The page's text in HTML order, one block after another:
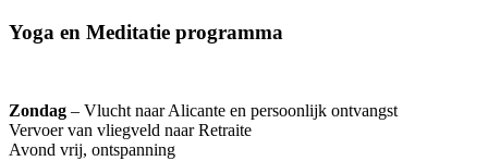
Yoga en Meditatie programma
Zondag – Vlucht naar Alicante en persoonlijk ontvangst
Vervoer van vliegveld naar Retraite
Avond vrij, ontspanning